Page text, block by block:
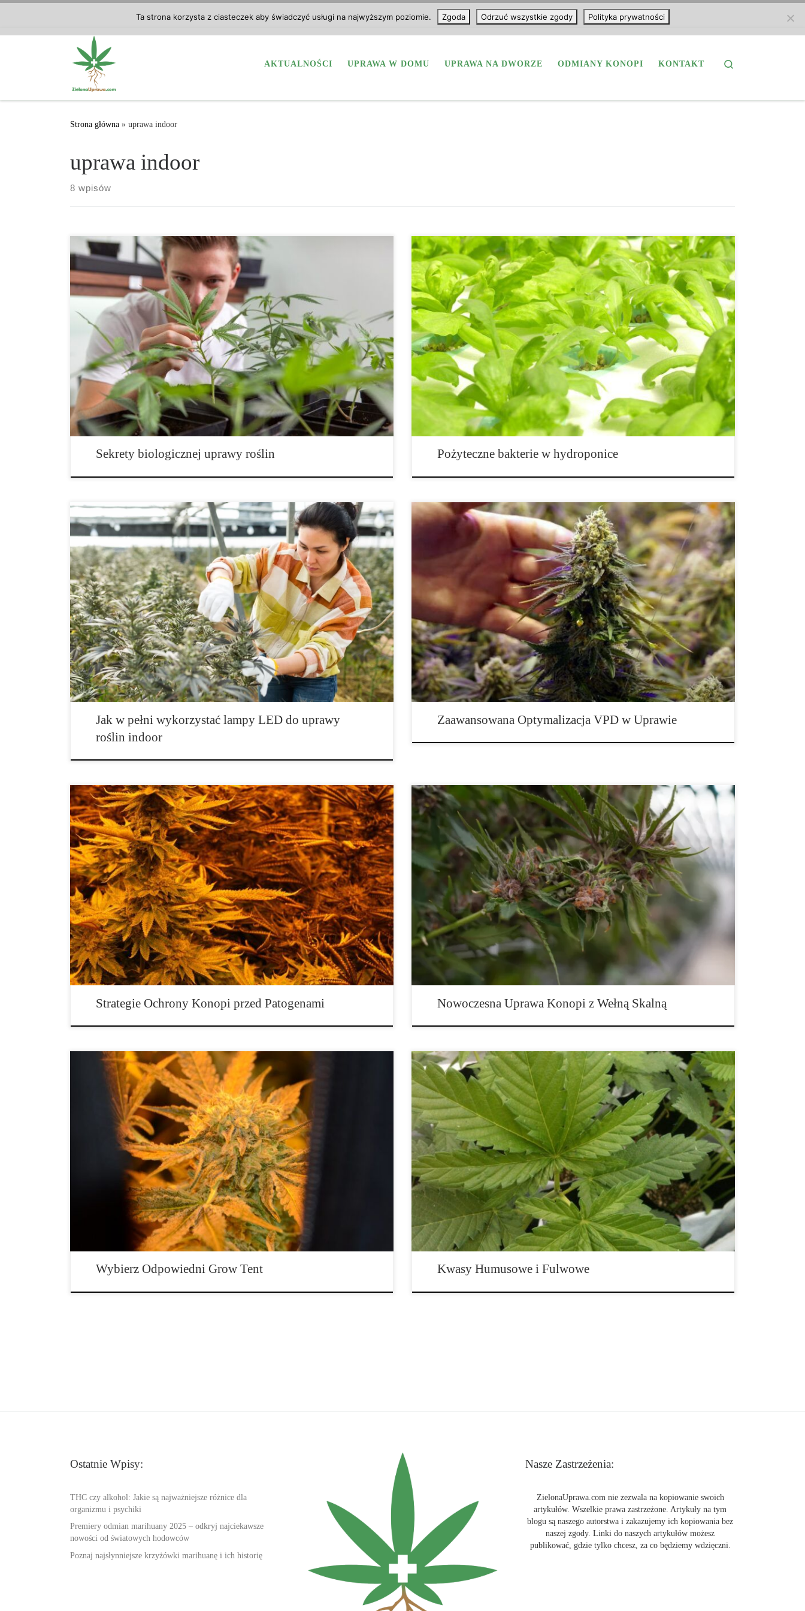
AKTUALNOŚCI UPRAWA W DOMU UPRAWA NA DWORZE ODMIANY KONOPI KONTAKT
Strona główna » uprawa indoor
uprawa indoor
8 wpisów
Pożyteczne mikroorganizmy w hydroponice – sekrety biologicznej uprawy roślin
Hydroponika to innowacyjna metoda uprawy roślin, w której gleba została zastąpiona
pożywką wodną o precyzyjnie dobranym składzie. Jednak nawet najbardziej
zaawansowany system bezglebowy nie osiągnie pełni potencjału bez biologicznego
wsparcia. Tutaj do gry wkraczają pożyteczne mikroorganizmy – niewidzialni
sprzymierzeńcy, którzy […]
Sekrety biologicznej uprawy roślin
Pożyteczne bakterie w hydroponice – jak mikroorganizmy zwiększają plony i zdrowie
roślin? Hydroponika to nowoczesna technologia uprawy, która zdobywa coraz większą
popularność wśród ogrodników, producentów roślin i firm rolniczych. Dzięki niej
można uzyskać wysokie plony, maksymalnie wykorzystując przestrzeń i wodę, a także
precyzyjnie kontrolować procesy wzrostu. Jednak nawet najlepiej zaprojektowany […]
Pożyteczne bakterie w hydroponice
Jak w pełni wykorzystać lampy LED do uprawy roślin indoor Nowoczesna uprawa
roślin w systemach indoor i hydroponicznych rozwija się dzięki technologii, która
zrewolucjonizowała oświetlenie. Najważniejszą zmianę wprowadziły lampy LED do
uprawy roślin, które zapewniają większe plony, krótszy cykl wzrostu i niższe zużycie
energii. Dodatkową zaletą jest ograniczenie ryzyka przegrzewania […]
Jak w pełni wykorzystać lampy LED do uprawy
roślin indoor
Zaawansowana Optymalizacja VPD w Uprawie Konopi Zaawansowana Optymalizacja
Wydajności Konopi za pomocą Wykresu VPD Deficyt ciśnienia pary wodnej (VPD –
Vapor Pressure Deficit) to jeden z kluczowych parametrów, który decyduje o tym, jak
skutecznie rośliny konopi oddychają, transpirują oraz pobierają składniki odżywcze.
Wbrew powszechnemu przekonaniu, kontrola VPD to nie tylko […]
Zaawansowana Optymalizacja VPD w Uprawie
Innowacyjne Strategie Ochrony Konopi przed Patogenami – Przewodnik dla
Nowoczesnych Producentów. Dynamiczny rozwój przemysłu konopnego niesie ze sobą
nie tylko szanse, ale również poważne zagrożenia biologiczne. Jednym z
najistotniejszych problemów są choroby wywoływane przez mikroorganizmy oraz
inwazje szkodników. Statystyki branżowe wskazują, że nawet 30% całkowitych zbiorów
może zostać utracone z […]
Strategie Ochrony Konopi przed Patogenami
Nowoczesna Uprawa Konopi z Wełną Skalną Nowoczesna uprawa konopi z
wykorzystaniem wełny skalnej – pełna kontrola nad środowiskiem Współczesna
produkcja konopi wymaga zastosowania narzędzi i metod, które pozwalają osiągać
wysoką jakość, przy jednoczesnym zachowaniu powtarzalnych wyników. Wełna skalna
to medium, które spełnia te kryteria – zapewniając stabilność, kontrolę i kompatybilność
[…]
Nowoczesna Uprawa Konopi z Wełną Skalną
Jak wybrać odpowiedni grow tent do uprawy marihuany? Wybór właściwego namiotu
do uprawy jest jednym z kluczowych etapów planowania całego procesu uprawy
marihuany w warunkach domowych. Rozmiar, jakość wykonania, użyte materiały i
wyposażenie wpłyną bezpośrednio na kondycję roślin, ich tempo wzrostu, wielkość
plonów oraz jakość końcowego suszu. Dlatego warto podejść […]
Wybierz Odpowiedni Grow Tent
Stosowanie kwasów humusowych i fulwowych staje się coraz bardziej popularne wśród
wszystkich rodzajów hodowców marihuany, którzy mogą teraz korzystać ze zdrowej,
bogatej i żywej gleby, która zapewnia roślinom dobre warunki wzrostu, a tym samym
obfite zbiory. Dzięki tym substancjom pobieranie i zarządzanie składnikami
odżywczymi jest znacznie bardziej wydajne, a wzrost […]
Kwasy Humusowe i Fulwowe
Ostatnie Wpisy:
THC czy alkohol: Jakie są najważniejsze różnice dla
organizmu i psychiki
Premiery odmian marihuany 2025 – odkryj najciekawsze
nowości od światowych hodowców
Poznaj najsłynniejsze krzyżówki marihuanę i ich historię
Nasze Zastrzeżenia:
ZielonaUprawa.com nie zezwala na kopiowanie swoich
artykułów. Wszelkie prawa zastrzeżone. Artykuły na tym
blogu są naszego autorstwa i zakazujemy ich kopiowania bez
naszej zgody. Linki do naszych artykułów możesz
publikować, gdzie tylko chcesz, za co będziemy wdzięczni.
Ta strona korzysta z ciasteczek aby świadczyć usługi na najwyższym poziomie. Zgoda Odrzuć wszystkie zgody Polityka prywatności